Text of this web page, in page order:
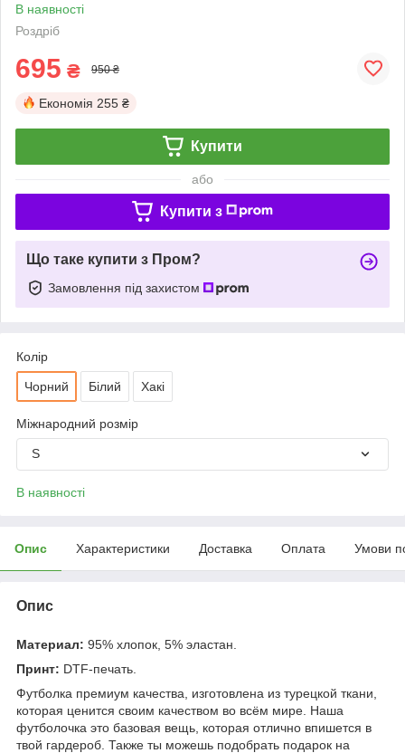
В наявності
Роздріб
695 ₴ 950 ₴
Економія 255 ₴
Купити
або
Купити з
Що таке купити з Пром?
Замовлення під захистом
Колір
Чорний Білий Хакі
Міжнародний розмір
S
В наявності
Опис Характеристики Доставка Оплата Умови
Опис
Материал: 95% хлопок, 5% эластан.
Принт: DTF-печать.
Футболка премиум качества, изготовлена из турецкой ткани,
которая ценится своим качеством во всём мире. Наша
футболочка это базовая вещь, которая отлично впишется в
твой гардероб. Также ты можешь подобрать подарок на